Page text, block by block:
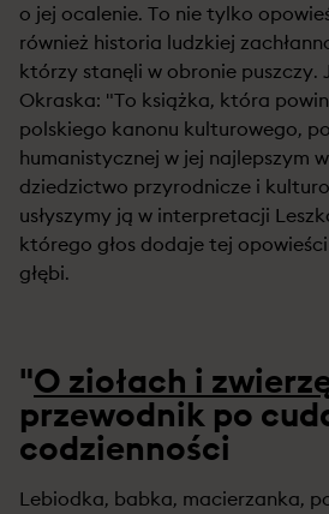
o jej ocalenie. To nie tylko
również historia ludzkiej
którzy stanęli w obronie puszczy.
Okraska: "To książka, która
polskiego kanonu kulturowego,
humanistycznej w jej najlepszym
dziedzictwo przyrodnicze i
usłyszymy ją w interpretacji
którego głos dodaje tej
głębi.
"O ziołach i
przewodnik po
codzienności
Lebiodka, babka, macierzanka,